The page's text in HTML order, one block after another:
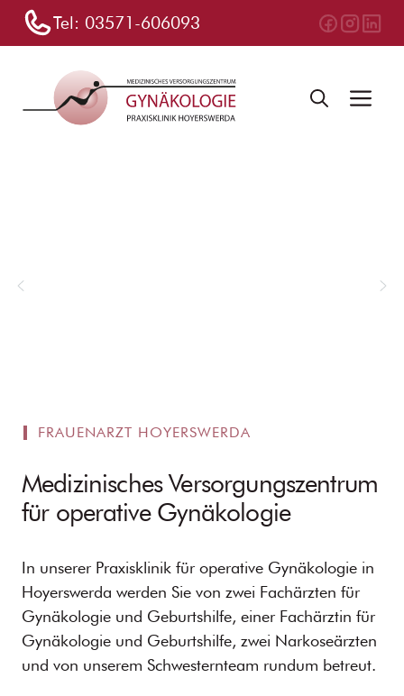
Zum
Inhalt
Tel: 03571-606093
FRAUENARZT HOYERSWERDA
Medizinisches Versorgungszentrum
für operative Gynäkologie
In unserer Praxisklinik für operative Gynäkologie in
Hoyerswerda werden Sie von zwei Fachärzten für
Gynäkologie und Geburtshilfe, einer Fachärztin für
Gynäkologie und Geburtshilfe, zwei Narkoseärzten
und von unserem Schwesternteam rundum betreut.